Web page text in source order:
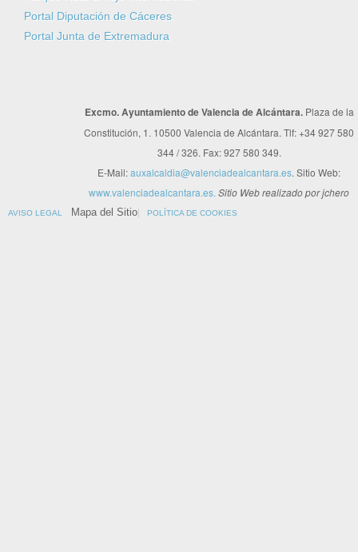
Portal Diputación de Cáceres
Portal Junta de Extremadura
Excmo. Ayuntamiento de Valencia de Alcántara. Plaza de la
Constitución, 1. 10500 Valencia de Alcántara. Tlf: +34 927 580
344 / 326. Fax: 927 580 349.
E-Mail:auxalcaldia@valenciadealcantara.es. Sitio Web:
www.valenciadealcantara.es. Sitio Web realizado por jchero
AVISO LEGAL Mapa del Sitio POLÍTICA DE COOKIES